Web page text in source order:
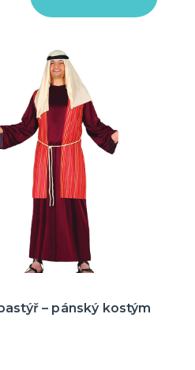
– pánský kostým